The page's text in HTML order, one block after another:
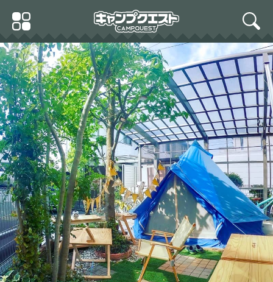
Primary
Menu
search
正規品 品 ノルディスク アスガルド デニム
7.1 / ジップインフロア付 Nordisk Asgar
d 7.1 Denim-SMU [242028]